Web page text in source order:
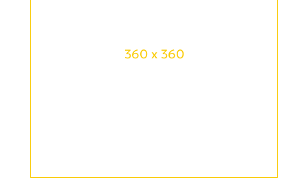
360 x 360